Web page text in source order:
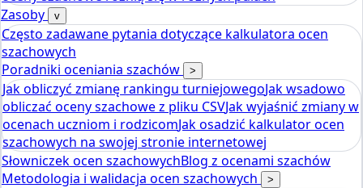
Zasoby
v
Często zadawane pytania dotyczące kalkulatora ocen
szachowych
Poradniki oceniania szachów
>
Jak obliczyć zmianę rankingu turniejowegoJak wsadowo
obliczać oceny szachowe z pliku CSVJak wyjaśnić zmiany w
ocenach uczniom i rodzicomJak osadzić kalkulator ocen
szachowych na swojej stronie internetowej
Słowniczek ocen szachowychBlog z ocenami szachów
Metodologia i walidacja ocen szachowych
>